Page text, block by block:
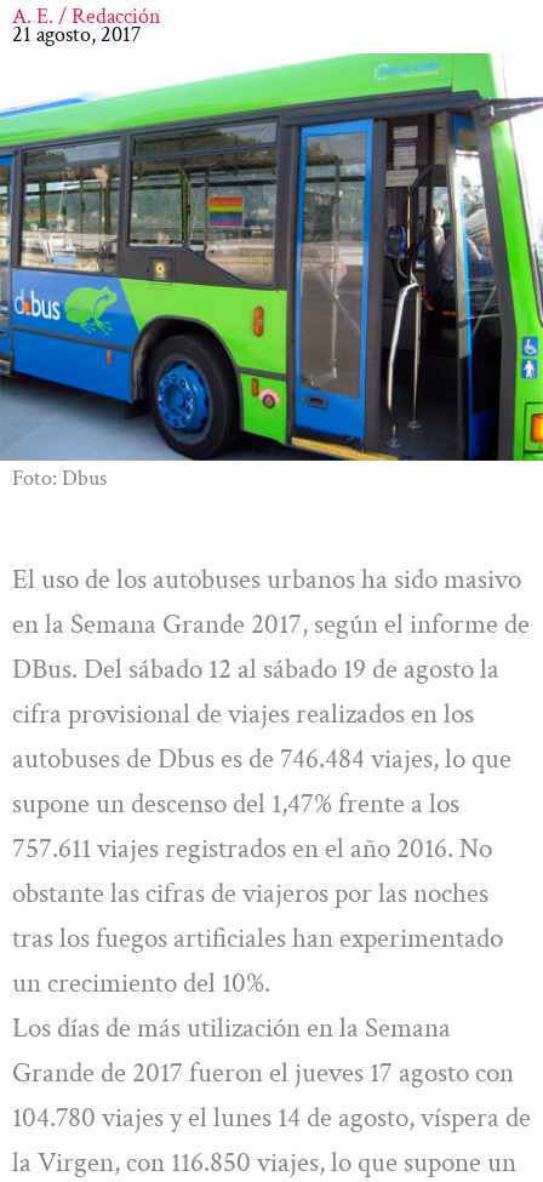
A. E. / Redacción
21 agosto, 2017
Foto: Dbus
El uso de los autobuses urbanos ha sido masivo
en la Semana Grande 2017, según el informe de
DBus. Del sábado 12 al sábado 19 de agosto la
cifra provisional de viajes realizados en los
autobuses de Dbus es de 746.484 viajes, lo que
supone un descenso del 1,47% frente a los
757.611 viajes registrados en el año 2016. No
obstante las cifras de viajeros por las noches
tras los fuegos artificiales han experimentado
un crecimiento del 10%.
Los días de más utilización en la Semana
Grande de 2017 fueron el jueves 17 agosto con
104.780 viajes y el lunes 14 de agosto, víspera de
la Virgen, con 116.850 viajes, lo que supone un